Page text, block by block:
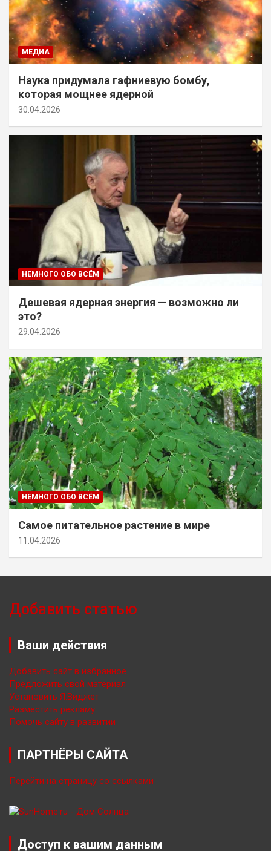
МЕДИА
Наука придумала гафниевую бомбу,
которая мощнее ядерной
30.04.2026
НЕМНОГО ОБО ВСЁМ
Дешевая ядерная энергия — возможно ли
это?
29.04.2026
НЕМНОГО ОБО ВСЁМ
Самое питательное растение в мире
11.04.2026
Добавить статью
Ваши действия
Добавить сайт в избранное
Предложить свой материал
Установить Я.Виджет
Разместить рекламу
Помочь сайту в развитии
ПАРТНЁРЫ САЙТА
Перейти на страницу со ссылками
Доступ к вашим данным